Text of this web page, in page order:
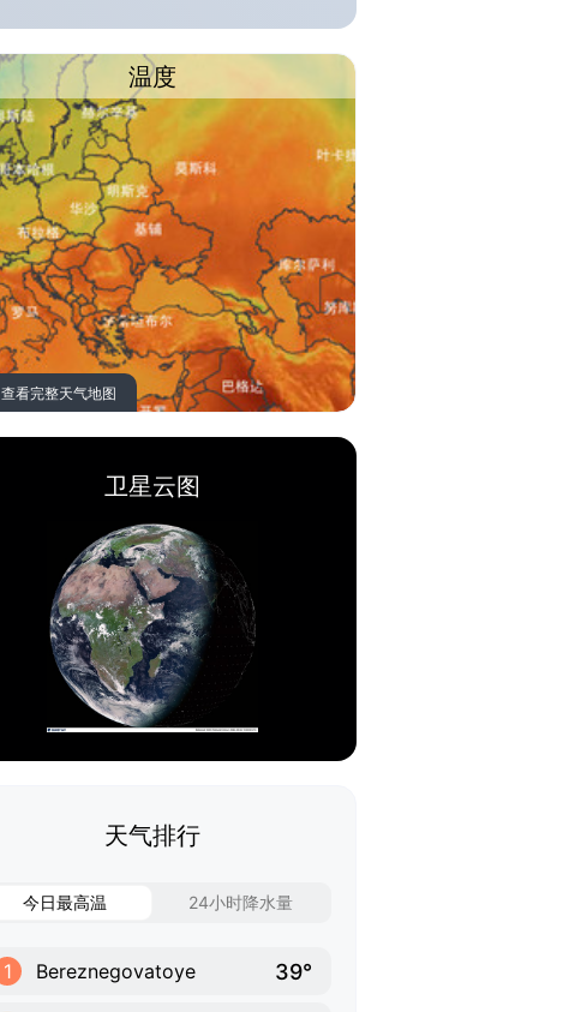
温度
查看完整天气地图
卫星云图
天气排行
今日最高温 24小时降水量
1 Bereznegovatoye 39°